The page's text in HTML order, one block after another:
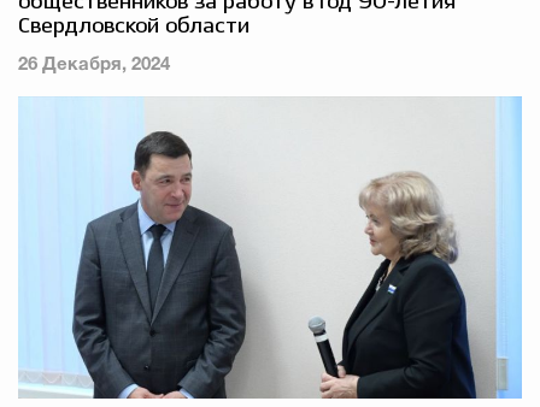
Общественная
Градостроительство и
Свердловской области
26 Декабря, 2024